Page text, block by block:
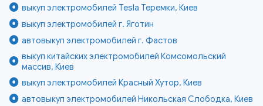
выкуп электромобилей Tesla Теремки, Киев
выкуп электромобилей г. Яготин
автовыкуп электромобилей г. Фастов
выкуп китайских электромобилей Комсомольский
массив, Киев
выкуп электромобилей Красный Хутор, Киев
автовыкуп электромобилей Никольская Слободка, Киев